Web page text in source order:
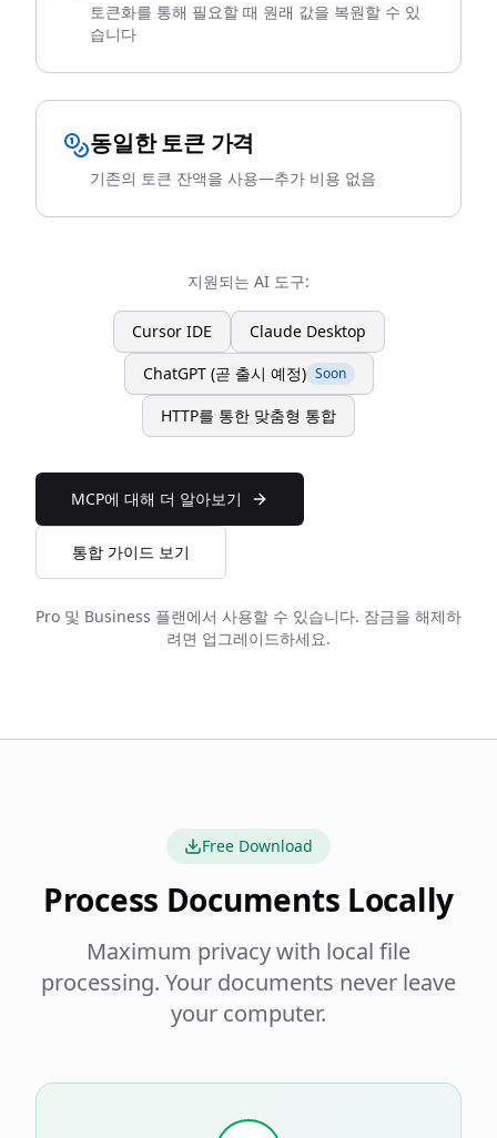
토큰화를 통해 필요할 때 원래 값을 복원할 수 있
습니다
동일한 토큰 가격
기존의 토큰 잔액을 사용—추가 비용 없음
지원되는 AI 도구:
Cursor IDE
Claude Desktop
ChatGPT (곧 출시 예정) Soon
HTTP를 통한 맞춤형 통합
MCP에 대해 더 알아보기
통합 가이드 보기
Pro 및 Business 플랜에서 사용할 수 있습니다. 잠금을 해제하
려면 업그레이드하세요.
Free Download
Process Documents Locally
Maximum privacy with local file
processing. Your documents never leave
your computer.